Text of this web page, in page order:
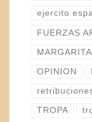
ejercito
FUERZAS
OPINION
TROPA